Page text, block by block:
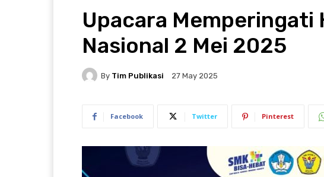
Upacara Memperingati
Nasional 2 Mei 2025
By Tim Publikasi 27 May 2025
Facebook Twitter Pinterest